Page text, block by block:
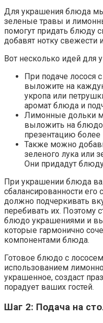
Для украшения блюда
зеленые травы и
помогут придать блюду
добавят нотку свежести
Вот несколько идей для
При подаче лосося
выложите на
укропа или
аромат блюда и
Лимонные дольки
выложить на блюдо
презентацию более
Также можно
зеленого лука или
Они придадут
При украшении блюда
сбалансированности
должно подчеркивать
перебивать их. Поэтому
блюдо украшениями и
которые гармонично
компонентами блюда.
Готовое блюдо с
использованием
украшенное, создаст
порадует ваших гостей.
Шаг 2: Подача на